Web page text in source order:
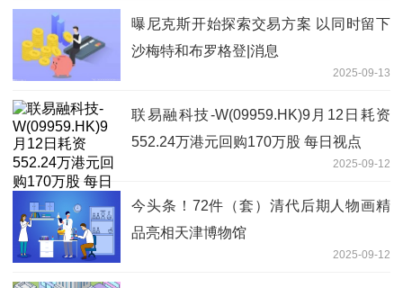
曝尼克斯开始探索交易方案 以同时留下
沙梅特和布罗格登|消息
2025-09-13
联易融科技-W(09959.HK)9月12日耗资
552.24万港元回购170万股 每日视点
2025-09-12
今头条！72件（套）清代后期人物画精
品亮相天津博物馆
2025-09-12